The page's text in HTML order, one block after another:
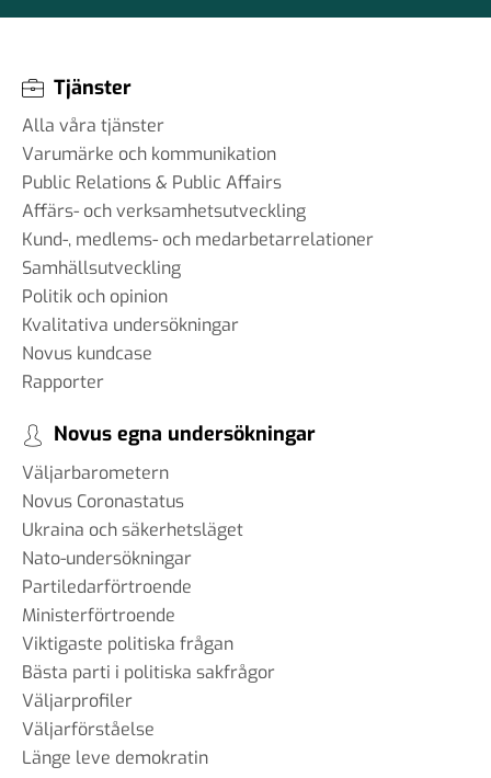
Tjänster
Alla våra tjänster
Varumärke och kommunikation
Public Relations & Public Affairs
Affärs- och verksamhetsutveckling
Kund-, medlems- och medarbetarrelationer
Samhällsutveckling
Politik och opinion
Kvalitativa undersökningar
Novus kundcase
Rapporter
Novus egna undersökningar
Väljarbarometern
Novus Coronastatus
Ukraina och säkerhetsläget
Nato-undersökningar
Partiledarförtroende
Ministerförtroende
Viktigaste politiska frågan
Bästa parti i politiska sakfrågor
Väljarprofiler
Väljarförståelse
Länge leve demokratin